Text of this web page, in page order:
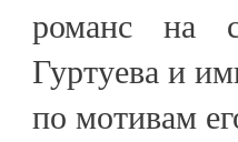
романс на
Гуртуева и
по мотивам